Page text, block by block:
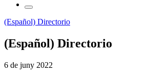
(Español) Directorio
(Español) Directorio
6 de juny 2022